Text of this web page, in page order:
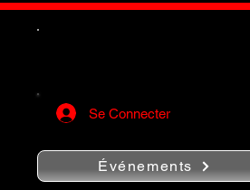
Se Connecter
Événements